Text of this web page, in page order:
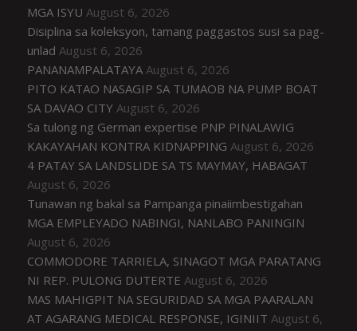
MGA ISYU August 6, 2026
Disiplina sa koleksyon, tamang paggastos susi sa pag-
unlad August 6, 2026
PANANAMPALATAYA August 6, 2026
PITO KATAO NASAGIP SA TUMAOB NA PUMP BOAT
SA DAVAO CITY August 6, 2026
Sa tulong ng German expertise PNP PINALAWIG
KAKAYAHAN KONTRA KIDNAPPING August 6, 2026
4 PATAY SA LANDSLIDE SA TS MAYMAY, HABAGAT
August 6, 2026
Tunawan ng bakal sa Pampanga pinaiimbestigahan
MGA EMPLEYADO NABINGI, NANLABO PANINGIN
August 6, 2026
COMMODORE TARRIELA, SINAGOT MGA PARATANG
NI REP. PULONG DUTERTE August 6, 2026
MAS MAHIGPIT NA SEGURIDAD SA MGA PAARALAN
AT AGARANG MEDICAL RESPONSE, IGINIIT August 6,